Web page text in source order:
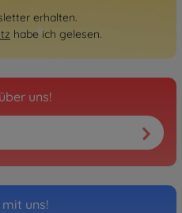
erhalten.
habe ich gelesen.
uns!
uns!